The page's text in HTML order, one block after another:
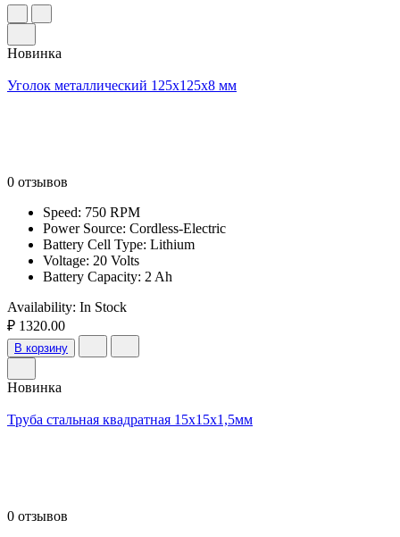
Новинка
Уголок металлический 125x125x8 мм
0 отзывов
Speed: 750 RPM
Power Source: Cordless-Electric
Battery Cell Type: Lithium
Voltage: 20 Volts
Battery Capacity: 2 Ah
Availability: In Stock
₽ 1320.00
В корзину
Новинка
Труба стальная квадратная 15х15х1,5мм
0 отзывов